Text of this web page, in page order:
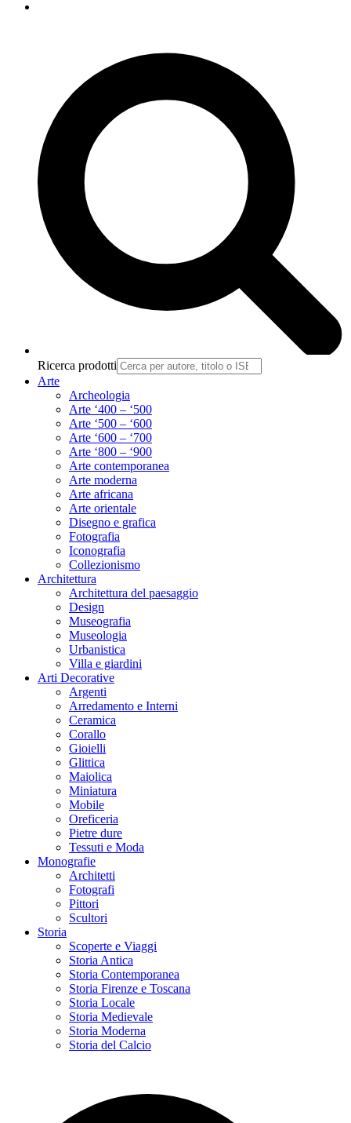
Ricerca prodotti
Arte
Archeologia
Arte ‘400 – ‘500
Arte ‘500 – ‘600
Arte ‘600 – ‘700
Arte ‘800 – ‘900
Arte contemporanea
Arte moderna
Arte africana
Arte orientale
Disegno e grafica
Fotografia
Iconografia
Collezionismo
Architettura
Architettura del paesaggio
Design
Museografia
Museologia
Urbanistica
Villa e giardini
Arti Decorative
Argenti
Arredamento e Interni
Ceramica
Corallo
Gioielli
Glittica
Maiolica
Miniatura
Mobile
Oreficeria
Pietre dure
Tessuti e Moda
Monografie
Architetti
Fotografi
Pittori
Scultori
Storia
Scoperte e Viaggi
Storia Antica
Storia Contemporanea
Storia Firenze e Toscana
Storia Locale
Storia Medievale
Storia Moderna
Storia del Calcio